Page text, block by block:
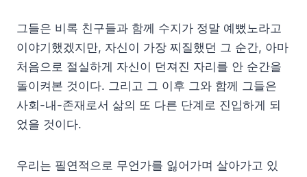
그들은 비록 친구들과 함께 수지가 정말 예뻤노라고
이야기했겠지만, 자신이 가장 찌질했던 그 순간, 아마
처음으로 절실하게 자신이 던져진 자리를 안 순간을
돌이켜본 것이다. 그리고 그 이후 그와 함께 그들은
사회-내-존재로서 삶의 또 다른 단계로 진입하게 되
었을 것이다.
우리는 필연적으로 무언가를 잃어가며 살아가고 있